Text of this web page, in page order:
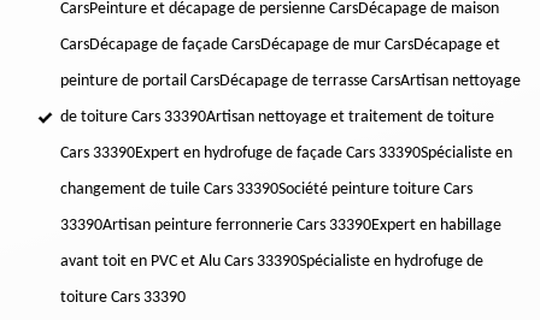
CarsPeinture et décapage de persienne CarsDécapage de maison
CarsDécapage de façade CarsDécapage de mur CarsDécapage et
peinture de portail CarsDécapage de terrasse CarsArtisan nettoyage
de toiture Cars 33390Artisan nettoyage et traitement de toiture
Cars 33390Expert en hydrofuge de façade Cars 33390Spécialiste en
changement de tuile Cars 33390Société peinture toiture Cars
33390Artisan peinture ferronnerie Cars 33390Expert en habillage
avant toit en PVC et Alu Cars 33390Spécialiste en hydrofuge de
toiture Cars 33390